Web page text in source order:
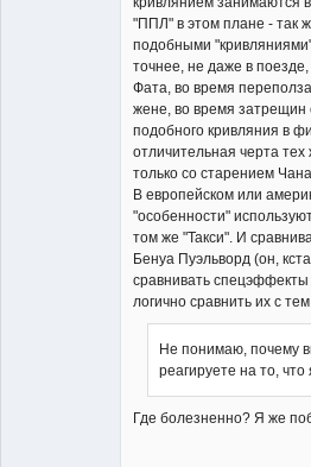
"ППЛ" в этом плане - так
подобными
точнее, не даже в
Фата, во время
жене, во время
подобного кривляния в
отличительная черта тех
только со старением
В европейском или
"особенности"
том же "Такси". И
Бенуа Пуэльворд (он,
сравнивать
логично сравнить их с
Не понимаю, почему
реагируете на то,
Где болезненно? Я же